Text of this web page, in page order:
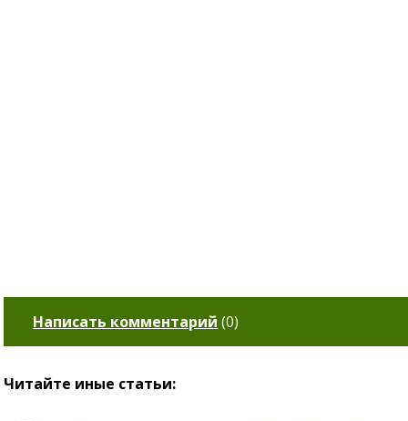
Написать комментарий (0)
Читайте иные статьи: